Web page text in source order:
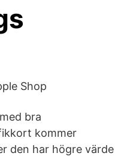
Shop
bra
kommer
den har högre värde